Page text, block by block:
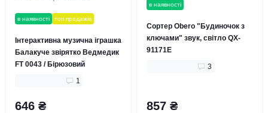
в наявності топ продажів
Інтерактивна музична іграшка
Балакуче звірятко Ведмедик
FT 0043 / Бірюзовий
1
646 ₴
в наявності
Сортер Obero "Будиночок з
ключами" звук, світло QX-
91171E
3
857 ₴